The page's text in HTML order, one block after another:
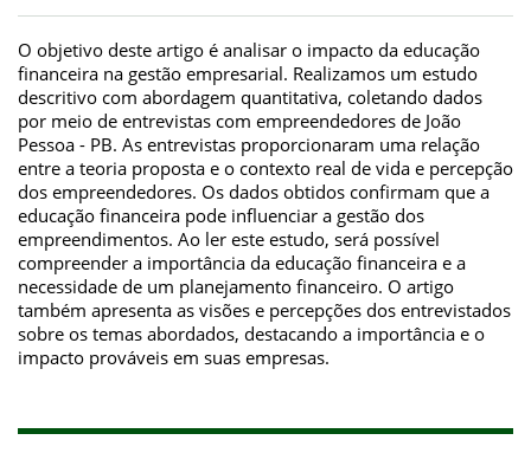
O objetivo deste artigo é analisar o impacto da educação
financeira na gestão empresarial. Realizamos um estudo
descritivo com abordagem quantitativa, coletando dados
por meio de entrevistas com empreendedores de João
Pessoa - PB. As entrevistas proporcionaram uma relação
entre a teoria proposta e o contexto real de vida e percepção
dos empreendedores. Os dados obtidos confirmam que a
educação financeira pode influenciar a gestão dos
empreendimentos. Ao ler este estudo, será possível
compreender a importância da educação financeira e a
necessidade de um planejamento financeiro. O artigo
também apresenta as visões e percepções dos entrevistados
sobre os temas abordados, destacando a importância e o
impacto prováveis em suas empresas.